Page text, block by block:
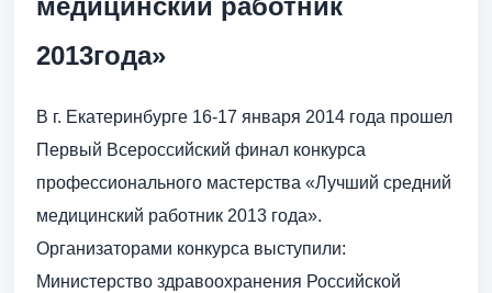
2013года»
В г. Екатеринбурге 16-17 января 2014 года прошел
Первый Всероссийский финал конкурса
профессионального мастерства «Лучший средний
медицинский работник 2013 года».
Организаторами конкурса выступили:
Министерство здравоохранения Российской